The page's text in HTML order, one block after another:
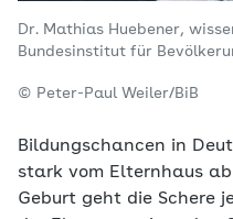
Dr. Mathias Huebener,
Bundesinstitut für
© Peter-Paul Weiler/BiB
Bildungschancen in
stark vom Elternhaus
Geburt geht die Schere